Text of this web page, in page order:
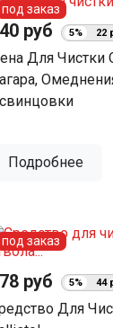
руб 5% 22
Для Чистки
Подробнее
под заказ
руб 5% 44
Для
под заказ